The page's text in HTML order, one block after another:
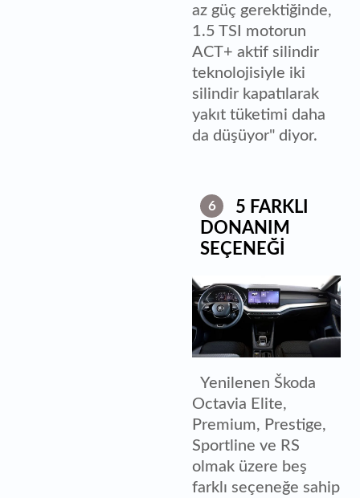
az güç gerektiğinde,
1.5 TSI motorun
ACT+ aktif silindir
teknolojisiyle iki
silindir kapatılarak
yakıt tüketimi daha
da düşüyor" diyor.
6
5 FARKLI
DONANIM
SEÇENEĞİ
Yenilenen Škoda
Octavia Elite,
Premium, Prestige,
Sportline ve RS
olmak üzere beş
farklı seçeneğe sahip